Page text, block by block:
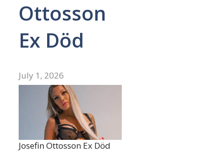
Ottosson
Ex Död
July 1, 2026
Josefin Ottosson Ex Död